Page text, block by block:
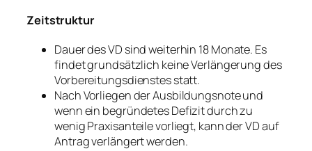
Zeitstruktur
Dauer des VD sind weiterhin 18 Monate. Es
findet grundsätzlich keine Verlängerung des
Vorbereitungsdienstes statt.
Nach Vorliegen der Ausbildungsnote und
wenn ein begründetes Defizit durch zu
wenig Praxisanteile vorliegt, kann der VD auf
Antrag verlängert werden.